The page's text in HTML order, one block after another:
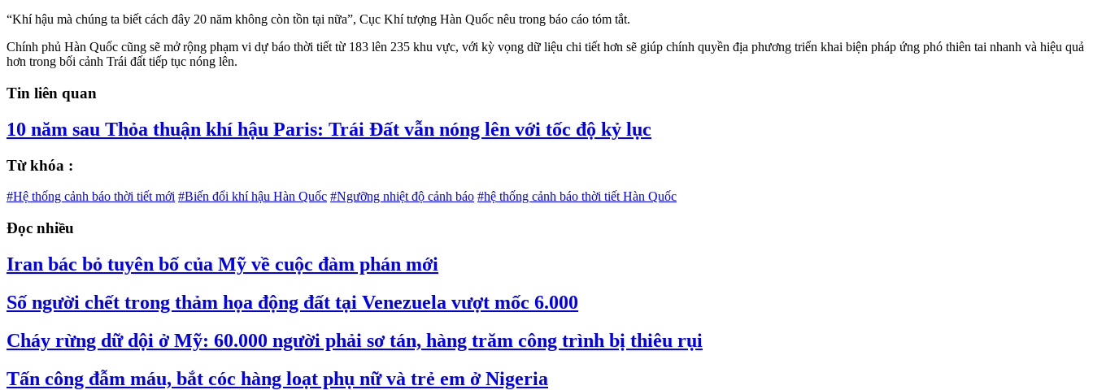
“Khí hậu mà chúng ta biết cách đây 20 năm không còn tồn tại nữa”, Cục Khí tượng Hàn Quốc nêu trong báo cáo tóm tắt.
Chính phủ Hàn Quốc cũng sẽ mở rộng phạm vi dự báo thời tiết từ 183 lên 235 khu vực, với kỳ vọng dữ liệu chi tiết hơn sẽ giúp chính quyền địa phương triển khai biện pháp ứng phó thiên tai nhanh và hiệu quả
hơn trong bối cảnh Trái đất tiếp tục nóng lên.
Tin liên quan
10 năm sau Thỏa thuận khí hậu Paris: Trái Đất vẫn nóng lên với tốc độ kỷ lục
Từ khóa :
#Hệ thống cảnh báo thời tiết mới #Biến đổi khí hậu Hàn Quốc #Ngưỡng nhiệt độ cảnh báo #hệ thống cảnh báo thời tiết Hàn Quốc
Đọc nhiều
Iran bác bỏ tuyên bố của Mỹ về cuộc đàm phán mới
Số người chết trong thảm họa động đất tại Venezuela vượt mốc 6.000
Cháy rừng dữ dội ở Mỹ: 60.000 người phải sơ tán, hàng trăm công trình bị thiêu rụi
Tấn công đẫm máu, bắt cóc hàng loạt phụ nữ và trẻ em ở Nigeria